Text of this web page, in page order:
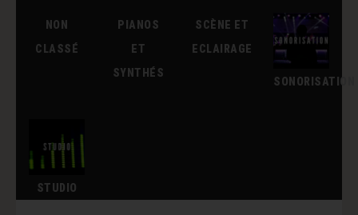
NON
CLASSÉ
PIANOS
ET
SYNTHÉS
SCÈNE ET
ECLAIRAGE
SONORISATION
STUDIO